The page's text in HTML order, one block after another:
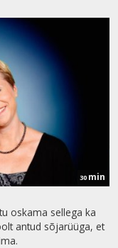
30 min
oskama sellega ka
antud sõjarüüga, et